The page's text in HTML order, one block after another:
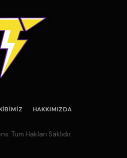
HAKKIMIZDA
Tüm Hakları Saklıdır.